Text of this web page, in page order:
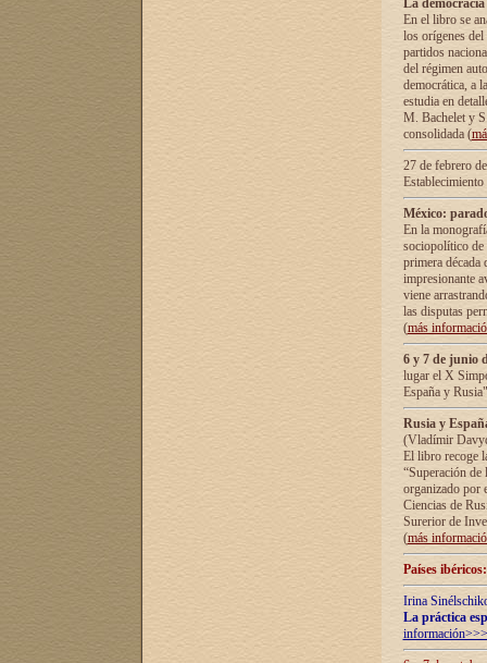
La
En el libro se
los orígenes
partidos
del régimen
democrática, а
estudia en
М. Bachelet у
consolidada (
27 de febrero
México:
En la
sociopolítico de
primera década
impresionante
viene
las disputas
(más
6 y 7 de junio
lugar el X
España y
Rusia y
(Vladímir
El libro recoge
“Superación
organizado por
Ciencias de
Surerior de
(más
Países
Irina
La práctica
información>>>